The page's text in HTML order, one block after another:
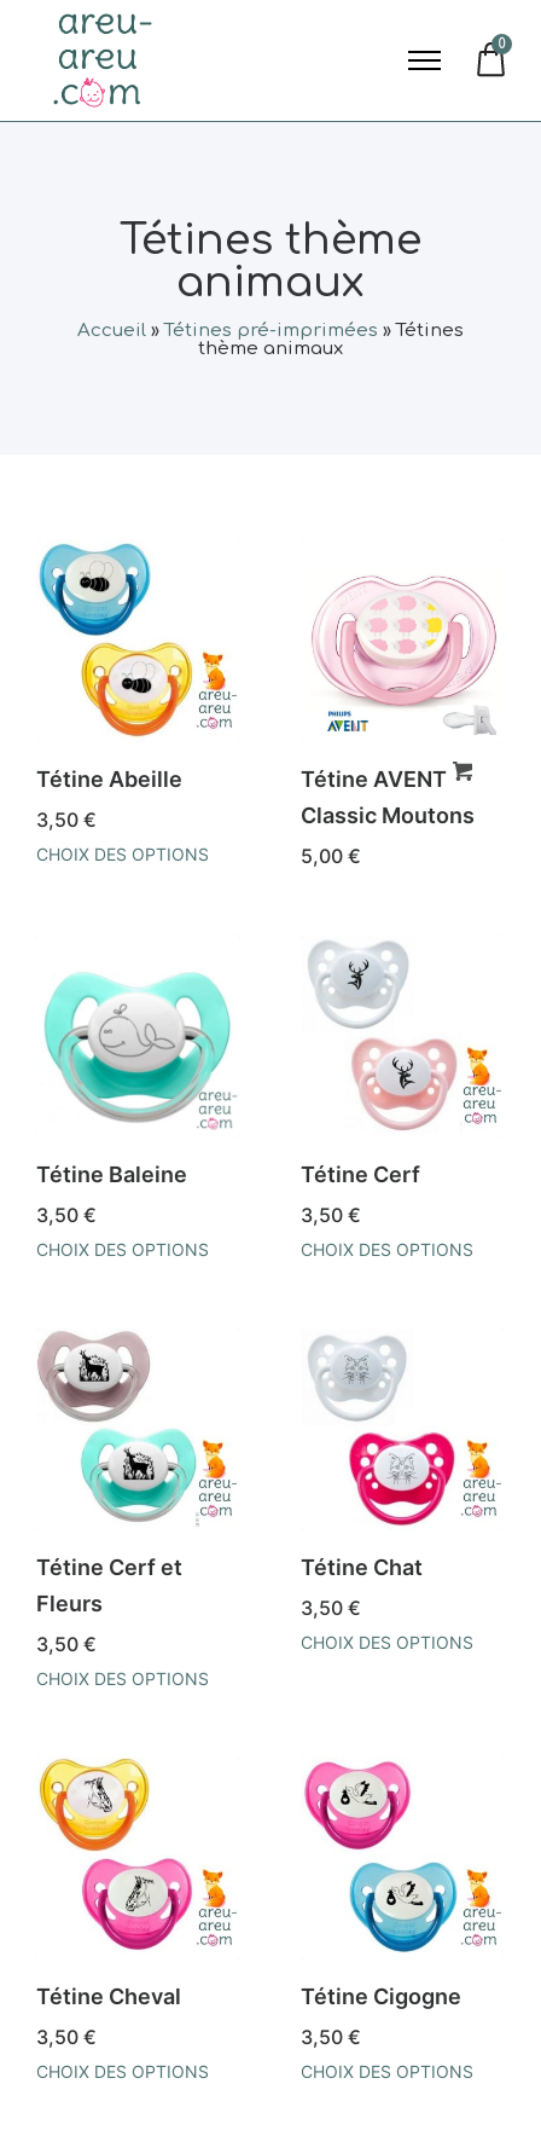
0
Tétines thème
animaux
Accueil »Tétines pré-imprimées »Tétines
thème animaux
Tétine Abeille
3,50 €
CHOIX DES OPTIONS
plusieurs
variations.
Les
options
peuvent
sur
la
du
produit
Tétine AVENT
Classic Moutons
5,00 €
Tétine Baleine
3,50 €
CHOIX DES OPTIONS
a
plusieurs
variations.
options
peuvent
être
la
page
produit
Tétine Cerf
3,50 €
CHOIX DES OPTIONS
a
plusieurs
variations.
options
peuvent
être
sur
la
produit
Tétine Cerf et
Fleurs
3,50 €
CHOIX DES OPTIONS
a
plusieurs
variations.
options
peuvent
être
sur
la
Tétine Chat
3,50 €
CHOIX DES OPTIONS
plusieurs
variations.
Les
options
peuvent
la
page
Tétine Cheval
3,50 €
CHOIX DES OPTIONS
Tétine Cigogne
3,50 €
CHOIX DES OPTIONS